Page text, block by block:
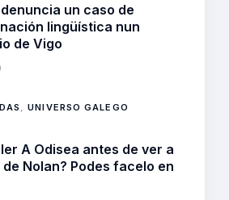
un caso de
lingüística nun
de Vigo
,UNIVERSO GALEGO
A Odisea antes de ver a
Nolan? Podes facelo en